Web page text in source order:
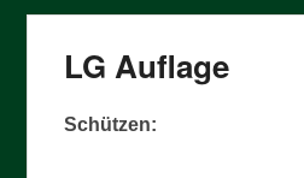
LG Auflage
Schützen: